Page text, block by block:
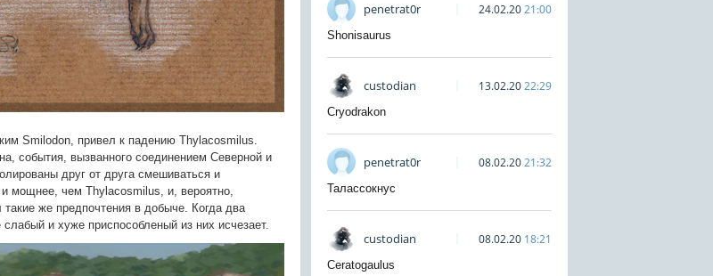
Smilodon, привел к падению Thylacosmilus.
события, вызванного соединением Северной и
друг от друга смешиваться и
мощнее, чем Thylacosmilus, и, вероятно,
же предпочтения в добыче. Когда два
и хуже приспособленый из них исчезает.
penetrat0r 24.02.2021:00
Shonisaurus
custodian 13.02.2022:29
Cryodrakon
penetrat0r 08.02.2021:32
Талассокнус
custodian 08.02.20 18:21
Ceratogaulus